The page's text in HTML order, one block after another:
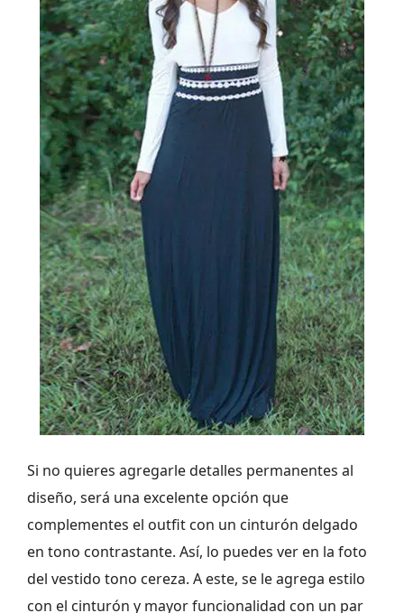
Si no quieres agregarle detalles permanentes al
diseño, será una excelente opción que
complementes el outfit con un cinturón delgado
en tono contrastante. Así, lo puedes ver en la foto
del vestido tono cereza. A este, se le agrega estilo
con el cinturón y mayor funcionalidad con un par